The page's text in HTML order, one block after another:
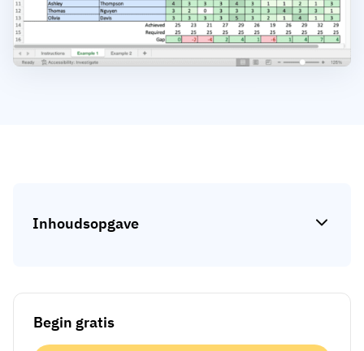
Effectiviteit van trainingen
Compliance-dashboards
Vista
Inhoudsopgave
Begin gratis